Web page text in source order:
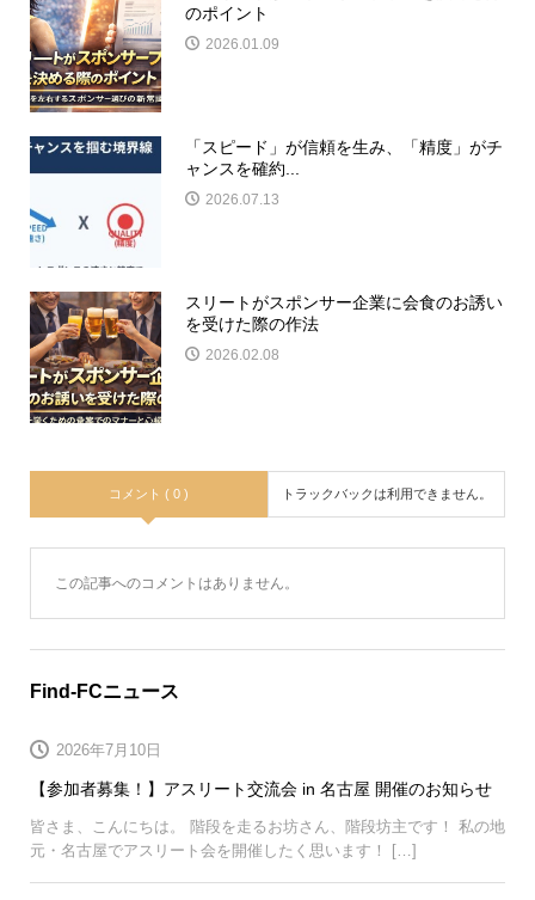
のポイント
2026.01.09
「スピード」が信頼を生み、「精度」がチ
ャンスを確約...
2026.07.13
スリートがスポンサー企業に会食のお誘い
を受けた際の作法
2026.02.08
コメント ( 0 ) トラックバックは利用できません。
この記事へのコメントはありません。
Find-FCニュース
【参加者募集！】アスリート交流会 in 名古屋 開催のお知らせ
2026年7月10日
皆さま、こんにちは。 階段を走るお坊さん、階段坊主です！ 私の地
元・名古屋でアスリート会を開催したく思います！ […]